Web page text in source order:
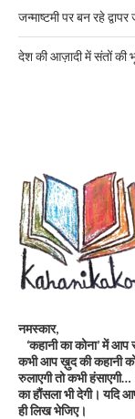
जन्माष्टमी पर बन रहे
देश की आज़ादी में संतों की
नमस्कार,
‘कहानी का कोना’ में
कभी आप ख़ुद की कहानी
रुलाएगी तो कभी
का हौंसला भी देगी। यदि
ही लिख भेजिए।